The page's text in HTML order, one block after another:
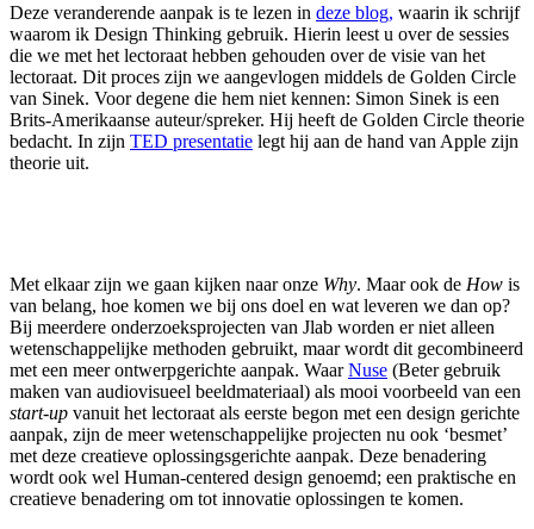
Deze veranderende aanpak is te lezen in deze blog, waarin ik schrijf
waarom ik Design Thinking gebruik. Hierin leest u over de sessies
die we met het lectoraat hebben gehouden over de visie van het
lectoraat. Dit proces zijn we aangevlogen middels de Golden Circle
van Sinek. Voor degene die hem niet kennen: Simon Sinek is een
Brits-Amerikaanse auteur/spreker. Hij heeft de Golden Circle theorie
bedacht. In zijn TED presentatie legt hij aan de hand van Apple zijn
theorie uit.
Met elkaar zijn we gaan kijken naar onze Why. Maar ook de How is
van belang, hoe komen we bij ons doel en wat leveren we dan op?
Bij meerdere onderzoeksprojecten van Jlab worden er niet alleen
wetenschappelijke methoden gebruikt, maar wordt dit gecombineerd
met een meer ontwerpgerichte aanpak. WaarNuse (Beter gebruik
maken van audiovisueel beeldmateriaal) als mooi voorbeeld van een
start-up vanuit het lectoraat als eerste begon met een design gerichte
aanpak, zijn de meer wetenschappelijke projecten nu ook ‘besmet’
met deze creatieve oplossingsgerichte aanpak. Deze benadering
wordt ook wel Human-centered design genoemd; een praktische en
creatieve benadering om tot innovatie oplossingen te komen.